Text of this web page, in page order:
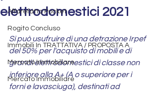
Affarefatto Pocket
Rogito Concluso
Immobili In TRATTATIVA / PROPOSTA A
Mercato Immobiliare
Mercato Immobiliare
elettrodomestici 2021
Si può usufruire di una detrazione Irpef
del 50% per l'acquisto di mobili e di
grandi elettrodomestici di classe non
inferiore alla A+ (A o superiore per i
forni e lavasciuga), destinati ad